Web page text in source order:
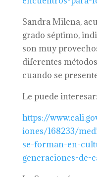
Sandra Milena,
grado séptimo,
son muy
diferentes
cuando se
Le puede interesar:
https://
iones/168233/
se-forman-en-
generaciones-de-